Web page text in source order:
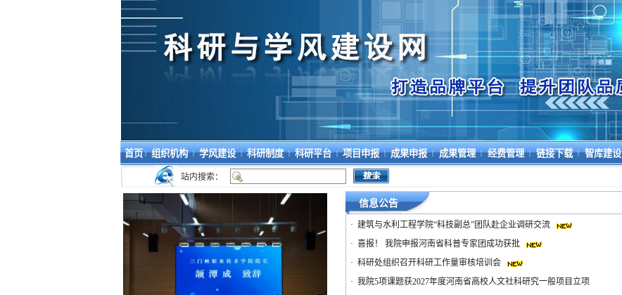
首页 | 组织机构 | 学风建设 | 科研制度 | 科研平台 | 项目申报 | 成果申报 | 成果管理 | 经费管理 | 链接下载 | 智库建设
站内搜索：
信息公告
· 建筑与水利工程学院“科技副总”团队赴企业调研交流
· 喜报！ 我院申报河南省科普专家团成功获批
· 科研处组织召开科研工作量审核培训会
· 我院5项课题获2027年度河南省高校人文社科研究一般项目立项